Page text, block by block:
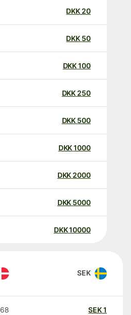
20
DKK
50
DKK
100
DKK
250
DKK
500
DKK
1000
DKK
2000
DKK
5000
DKK
10000
DKK
SEK
SEK
0.68